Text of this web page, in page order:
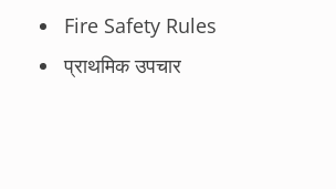
Fire Safety Rules
प्राथमिक उपचार